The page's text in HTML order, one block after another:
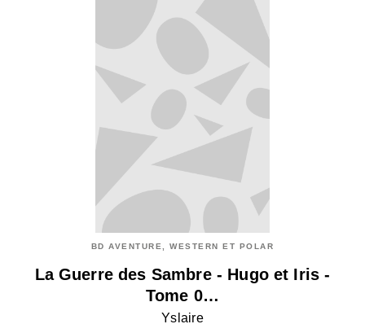
BD AVENTURE, WESTERN ET POLAR
La Guerre des Sambre - Hugo et Iris -
Tome 0…
Yslaire